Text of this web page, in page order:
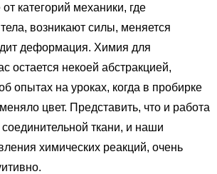
категорий механики, где
возникают силы, меняется
деформация. Химия для
остается некоей абстракцией,
опытах на уроках, когда в пробирке
цвет. Представить, что и работа
ткани, и наши
химических реакций, очень